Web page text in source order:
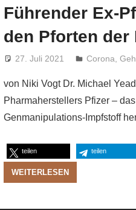
Führender Ex-
den Pforten der
27. Juli 2021 Niki Vogt
Corona,
von Niki Vogt Dr. Michael
Pharmaherstellers Pfizer –
Genmanipulations-Impfstoff
teilen teilen
WEITERLESEN